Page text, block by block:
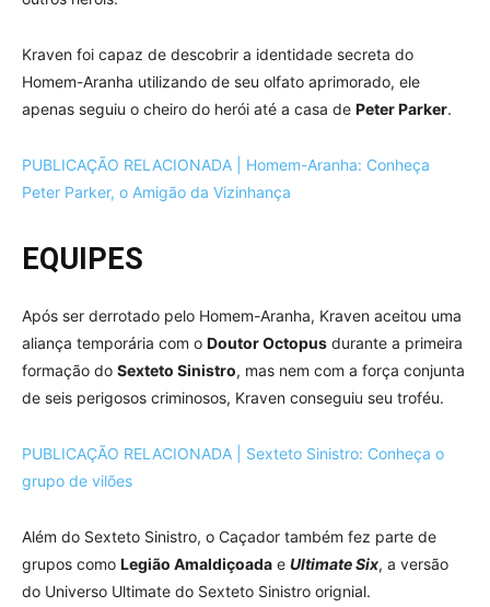
Kraven foi capaz de descobrir a identidade secreta do
Homem-Aranha utilizando de seu olfato aprimorado, ele
apenas seguiu o cheiro do herói até a casa de Peter Parker.
PUBLICAÇÃO RELACIONADA | Homem-Aranha: Conheça
Peter Parker, o Amigão da Vizinhança
EQUIPES
Após ser derrotado pelo Homem-Aranha, Kraven aceitou uma
aliança temporária com o Doutor Octopus durante a primeira
formação do Sexteto Sinistro, mas nem com a força conjunta
de seis perigosos criminosos, Kraven conseguiu seu troféu.
PUBLICAÇÃO RELACIONADA | Sexteto Sinistro: Conheça o
grupo de vilões
Além do Sexteto Sinistro, o Caçador também fez parte de
grupos como Legião Amaldiçoada e Ultimate Six, a versão
do Universo Ultimate do Sexteto Sinistro orignial.